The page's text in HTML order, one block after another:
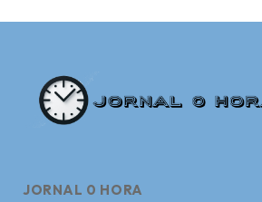
JORNAL 0 HORA